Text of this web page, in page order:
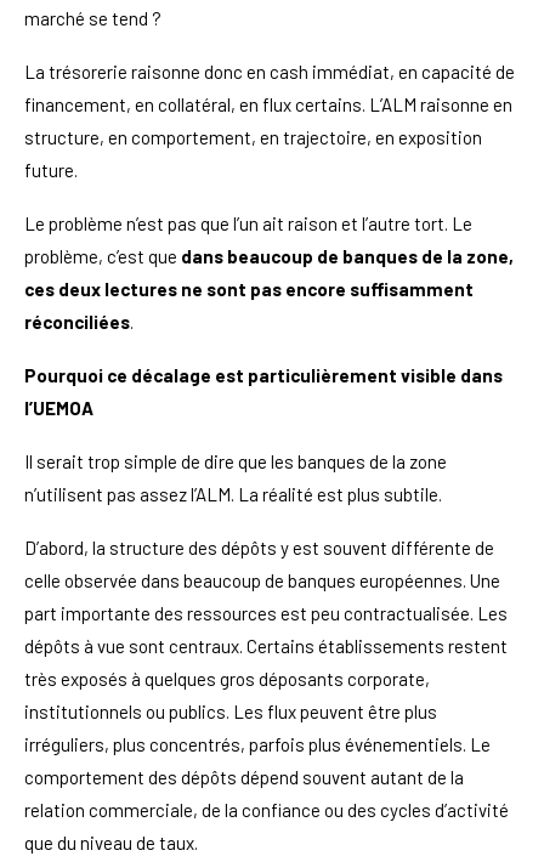
marché se tend ?
La trésorerie raisonne donc en cash immédiat, en capacité de
financement, en collatéral, en flux certains. L’ALM raisonne en
structure, en comportement, en trajectoire, en exposition
future.
Le problème n’est pas que l’un ait raison et l’autre tort. Le
problème, c’est que dans beaucoup de banques de la zone,
ces deux lectures ne sont pas encore suffisamment
réconciliées.
Pourquoi ce décalage est particulièrement visible dans
l’UEMOA
Il serait trop simple de dire que les banques de la zone
n’utilisent pas assez l’ALM. La réalité est plus subtile.
D’abord, la structure des dépôts y est souvent différente de
celle observée dans beaucoup de banques européennes. Une
part importante des ressources est peu contractualisée. Les
dépôts à vue sont centraux. Certains établissements restent
très exposés à quelques gros déposants corporate,
institutionnels ou publics. Les flux peuvent être plus
irréguliers, plus concentrés, parfois plus événementiels. Le
comportement des dépôts dépend souvent autant de la
relation commerciale, de la confiance ou des cycles d’activité
que du niveau de taux.